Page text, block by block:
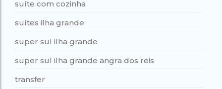
suíte com cozinha
suítes ilha grande
super sul ilha grande
super sul ilha grande angra dos reis
transfer